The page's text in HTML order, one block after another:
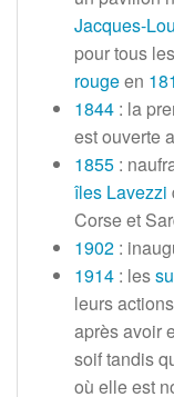
Jacques-
pour tous les
rougeen
1844 : la
est ouverte
1855 :
îles Lavezzi
Corse et
1902 :
1914 : les
leurs
après avoir
soif tandis
où elle est